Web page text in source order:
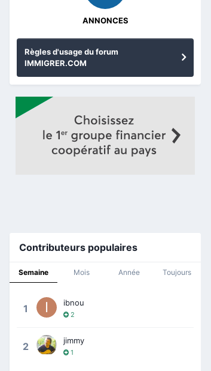
ANNONCES
Règles d'usage du forum
IMMIGRER.COM
Contributeurs populaires
Semaine Mois Année Toujours
1 ibnou
2
2 jimmy
1